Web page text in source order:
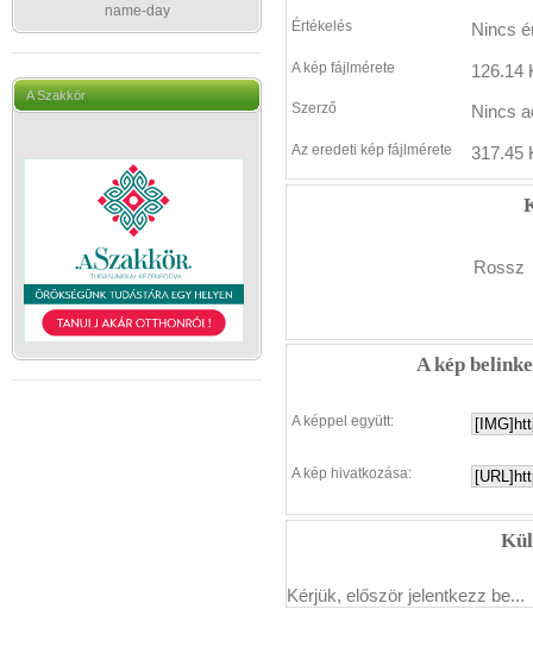
name-day
A Szakkör
Értékelés Nincs
A kép fájlmérete 126.14
Szerző Nincs
Az eredeti kép fájlmérete 317.45
Rossz
A kép
A képpel együtt:
A kép hivatkozása:
Kérjük, először jelentkezz be...